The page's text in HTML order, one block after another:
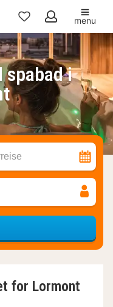
Mine
favoritter
menu
spabad i
for Lormont